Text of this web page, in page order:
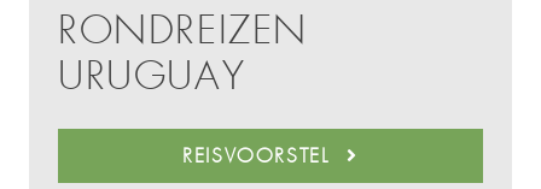
RONDREIZEN
URUGUAY
REISVOORSTEL